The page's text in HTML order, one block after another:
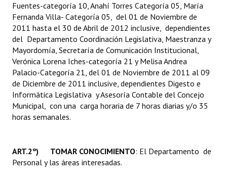
Entrega de distinciones
REFORMA DE LA CARTA ORGÁNICA
Fuentes-categoría 10, Anahí Torres Categoría 05, María
Fernanda Villa- Categoría 05, del 01 de Noviembre de
2011 hasta el 30 de Abril de 2012 inclusive, dependientes
del Departamento Coordinación Legislativa, Maestranza y
Mayordomía, Secretaría de Comunicación Institucional,
Verónica Lorena Iches-categoría 21 y Melisa Andrea
Palacio-Categoría 21, del 01 de Noviembre de 2011 al 09
de Diciembre de 2011 inclusive, dependientes Digesto e
Informática Legislativa y Asesoría Contable del Concejo
Municipal, con una carga horaria de 7 horas diarias y/o 35
horas semanales.
ART.2º) TOMAR CONOCIMIENTO: El Departamento de
Personal y las áreas interesadas.